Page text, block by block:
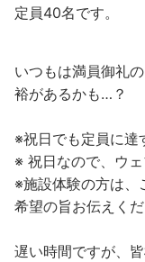
定員40名です。
いつもは満員御礼
裕があるかも…？
※祝日でも定員に達
※ 祝日なので、ウ
※施設体験の方は、
希望の旨お伝えくだ
遅い時間ですが、